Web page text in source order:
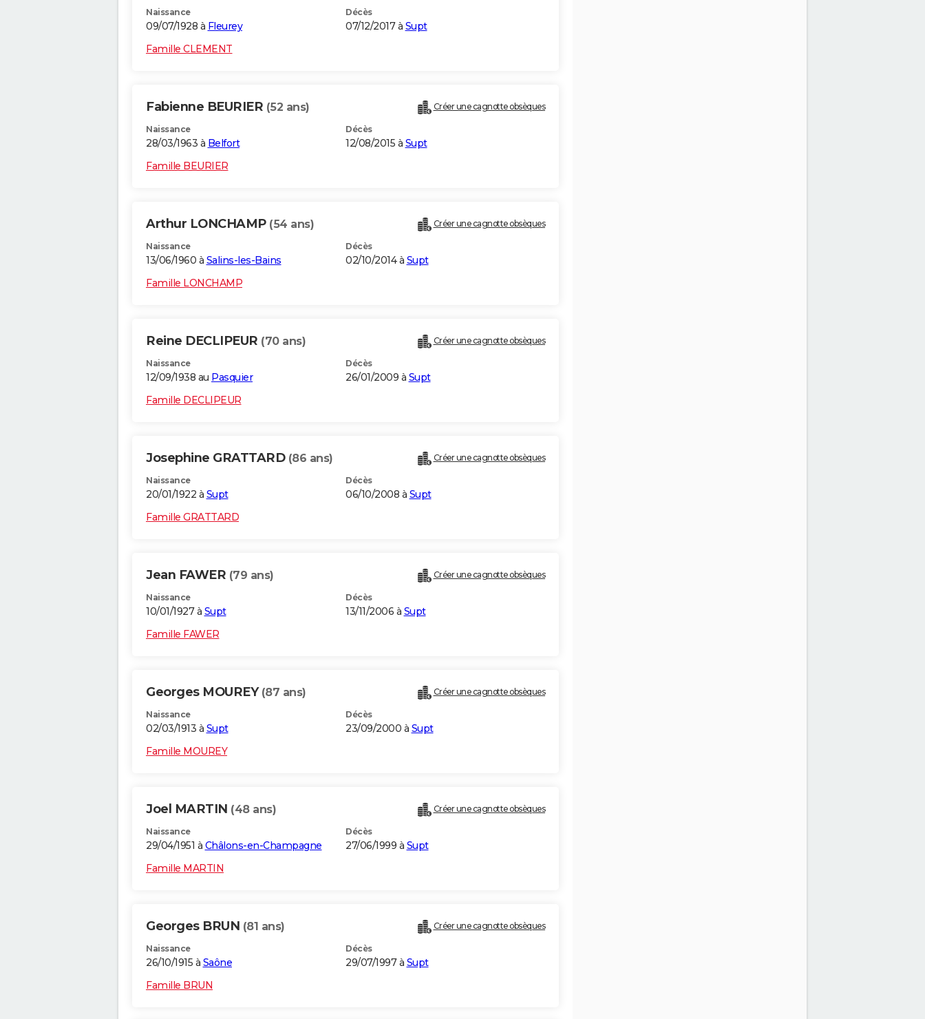
Naissance
09/07/1928 à Fleurey
Décès
07/12/2017 à Supt
Famille CLEMENT
Fabienne BEURIER (52 ans) Créer une cagnotte obsèques
Naissance
28/03/1963 à Belfort
Décès
12/08/2015 à Supt
Famille BEURIER
Arthur LONCHAMP (54 ans) Créer une cagnotte obsèques
Naissance
13/06/1960 à Salins-les-Bains
Décès
02/10/2014 à Supt
Famille LONCHAMP
Reine DECLIPEUR (70 ans) Créer une cagnotte obsèques
Naissance
12/09/1938 au Pasquier
Décès
26/01/2009 à Supt
Famille DECLIPEUR
Josephine GRATTARD (86 ans) Créer une cagnotte obsèques
Naissance
20/01/1922 à Supt
Décès
06/10/2008 à Supt
Famille GRATTARD
Jean FAWER (79 ans) Créer une cagnotte obsèques
Naissance
10/01/1927 à Supt
Décès
13/11/2006 à Supt
Famille FAWER
Georges MOUREY (87 ans) Créer une cagnotte obsèques
Naissance
02/03/1913 à Supt
Décès
23/09/2000 à Supt
Famille MOUREY
Joel MARTIN (48 ans) Créer une cagnotte obsèques
Naissance
29/04/1951 à Châlons-en-Champagne
Décès
27/06/1999 à Supt
Famille MARTIN
Georges BRUN (81 ans) Créer une cagnotte obsèques
Naissance
26/10/1915 à Saône
Décès
29/07/1997 à Supt
Famille BRUN